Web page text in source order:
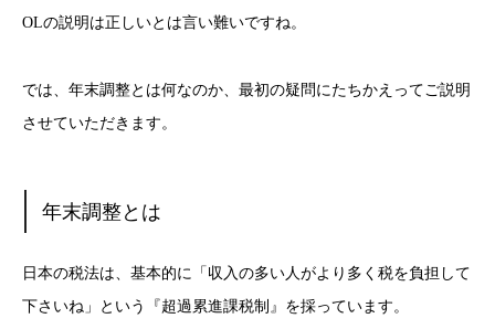
OLの説明は正しいとは言い難いですね。
では、年末調整とは何なのか、最初の疑問にたちかえってご説明
させていただきます。
年末調整とは
日本の税法は、基本的に「収入の多い人がより多く税を負担して
下さいね」という『超過累進課税制』を採っています。